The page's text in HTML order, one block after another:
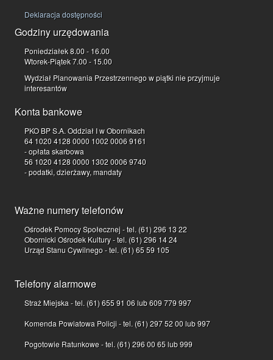
Deklaracja dostępności
Godziny urzędowania
Poniedziałek 8.00 - 16.00
Wtorek-Piątek 7.00 - 15.00
Wydział Planowania Przestrzennego w piątki nie przyjmuje
interesantów
Konta bankowe
PKO BP S.A. Oddział I w Obornikach
64 1020 4128 0000 1002 0006 9161
- opłata skarbowa
56 1020 4128 0000 1302 0006 9740
- podatki, dzierżawy, mandaty
Ważne numery telefonów
Ośrodek Pomocy Społecznej - tel. (61) 296 13 22
Obornicki Ośrodek Kultury - tel. (61) 296 14 24
Urząd Stanu Cywilnego - tel. (61) 65 59 105
Telefony alarmowe
Straż Miejska - tel. (61) 655 91 06 lub 609 779 997
Komenda Powiatowa Policji - tel. (61) 297 52 00 lub 997
Pogotowie Ratunkowe - tel. (61) 296 00 65 lub 999